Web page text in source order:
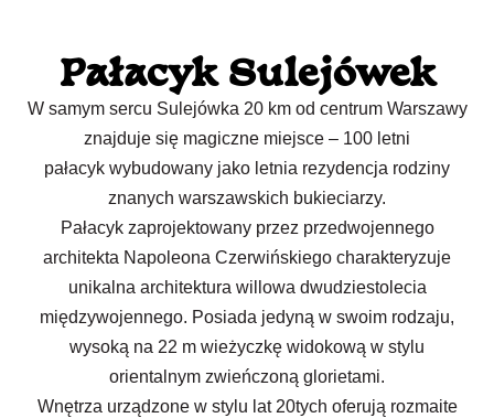
Pałacyk Sulejówek
W samym sercu Sulejówka 20 km od centrum Warszawy
znajduje się magiczne miejsce – 100 letni
pałacyk wybudowany jako letnia rezydencja rodziny
znanych warszawskich bukieciarzy.
Pałacyk zaprojektowany przez przedwojennego
architekta Napoleona Czerwińskiego charakteryzuje
unikalna architektura willowa dwudziestolecia
międzywojennego. Posiada jedyną w swoim rodzaju,
wysoką na 22 m wieżyczkę widokową w stylu
orientalnym zwieńczoną glorietami.
Wnętrza urządzone w stylu lat 20tych oferują rozmaite